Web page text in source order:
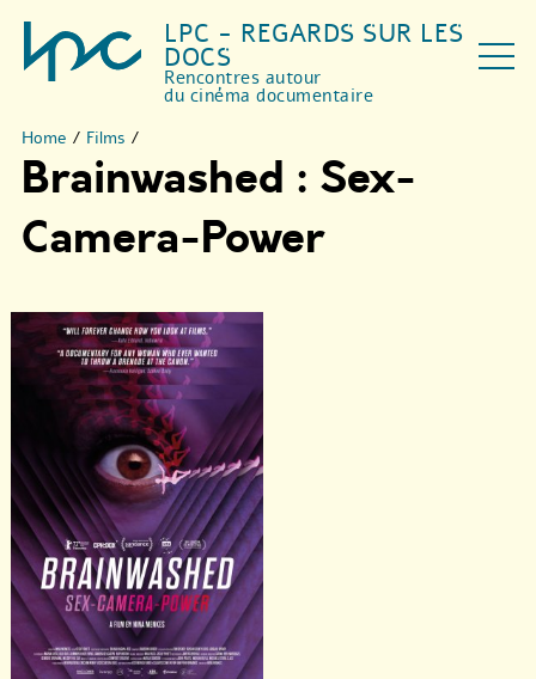
LPC - REGARDS SUR LES
DOCS
Rencontres autour
du cinéma documentaire
Home / Films /
Brainwashed : Sex-
Camera-Power